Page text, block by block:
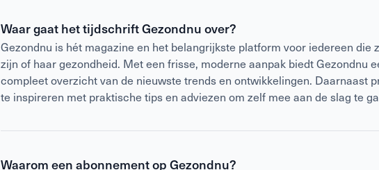
Waar gaat het tijdschrift Gezondnu over?
Gezondnu is hét magazine en het belangrijkste platform voor iedereen die
zijn of haar gezondheid. Met een frisse, moderne aanpak biedt Gezondnu
compleet overzicht van de nieuwste trends en ontwikkelingen. Daarnaast
te inspireren met praktische tips en adviezen om zelf mee aan de slag te
Waarom een abonnement op Gezondnu?